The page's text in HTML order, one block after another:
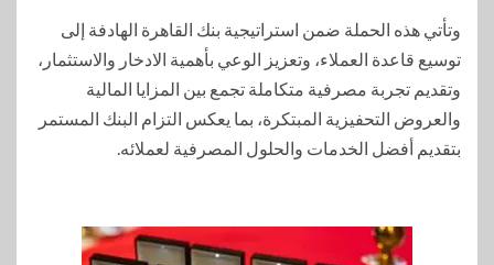
وتأتي هذه الحملة ضمن استراتيجية بنك القاهرة الهادفة إلى
توسيع قاعدة العملاء، وتعزيز الوعي بأهمية الادخار والاستثمار،
وتقديم تجربة مصرفية متكاملة تجمع بين المزايا المالية
والعروض التحفيزية المبتكرة، بما يعكس التزام البنك المستمر
بتقديم أفضل الخدمات والحلول المصرفية لعملائه.